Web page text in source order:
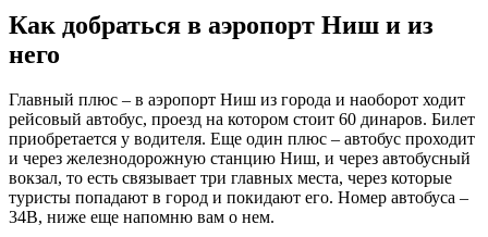
Как добраться в аэропорт Ниш и из
него
Главный плюс – в аэропорт Ниш из города и наоборот ходит
рейсовый автобус, проезд на котором стоит 60 динаров. Билет
приобретается у водителя. Еще один плюс – автобус проходит
и через железнодорожную станцию Ниш, и через автобусный
вокзал, то есть связывает три главных места, через которые
туристы попадают в город и покидают его. Номер автобуса –
34B, ниже еще напомню вам о нем.